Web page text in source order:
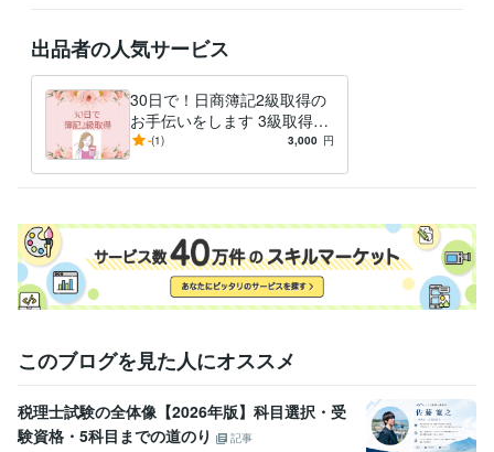
日商簿記検定2級 取得年 : 2022年
ホームヘルパー2級
実用英語技能検定2級 取得年 : 2014年
マイクロソフト オフィス スペシャリスト（MOS）
得意分野
悩み相談・カウンセリング 傾聴、簿記2級、MOS
学歴
出品者の人気サービス
30日で！日商簿記2級取得の
お手伝いをします 3級取得後
すぐに2級も取得して優秀さ
-(1) 3,000 円
このブログを見た人にオススメ
税理士試験の全体像【2026年版】科目選択・受
験資格・5科目までの道のり
記事